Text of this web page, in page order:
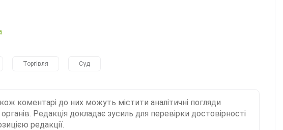
Торгівля Суд
коментарі до них можуть містити аналітичні погляди
Редакція докладає зусиль для перевірки достовірності
редакції.